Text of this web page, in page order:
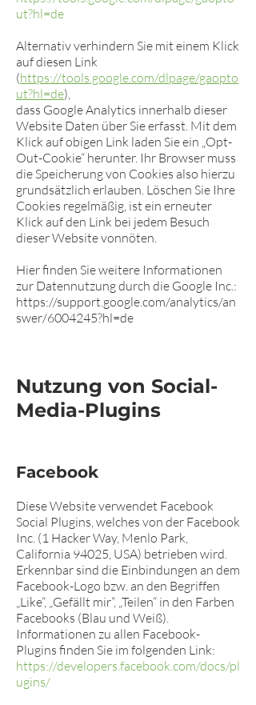
ut?hl=de
Alternativ verhindern Sie mit einem Klick
auf diesen Link
(https://tools.google.com/dlpage/gaopto
ut?hl=de),
dass Google Analytics innerhalb dieser
Website Daten über Sie erfasst. Mit dem
Klick auf obigen Link laden Sie ein „Opt-
Out-Cookie“ herunter. Ihr Browser muss
die Speicherung von Cookies also hierzu
grundsätzlich erlauben. Löschen Sie Ihre
Cookies regelmäßig, ist ein erneuter
Klick auf den Link bei jedem Besuch
dieser Website vonnöten.
Hier finden Sie weitere Informationen
zur Datennutzung durch die Google Inc.:
https://support.google.com/analytics/an
swer/6004245?hl=de
Nutzung von Social-
Media-Plugins
Facebook
Diese Website verwendet Facebook
Social Plugins, welches von der Facebook
Inc. (1 Hacker Way, Menlo Park,
California 94025, USA) betrieben wird.
Erkennbar sind die Einbindungen an dem
Facebook-Logo bzw. an den Begriffen
„Like“, „Gefällt mir“, „Teilen“ in den Farben
Facebooks (Blau und Weiß).
Informationen zu allen Facebook-
Plugins finden Sie im folgenden Link:
https://developers.facebook.com/docs/pl
ugins/